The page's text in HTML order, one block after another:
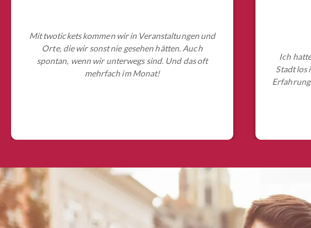
Mit twotickets kommen wir in Veranstaltungen und
Orte, die wir sonst nie gesehen hätten. Auch
spontan, wenn wir unterwegs sind. Und das oft
mehrfach im Monat!
Ich
Stadt los